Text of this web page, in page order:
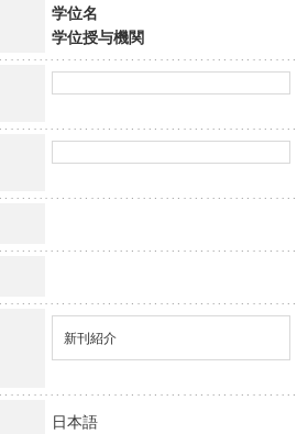
学位名
学位授与機関
新刊紹介
日本語